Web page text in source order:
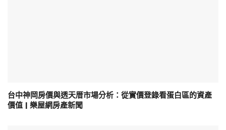
台中神岡房價與透天厝市場分析：從實價登錄看蛋白區的資產
價值 | 樂屋網房產新聞